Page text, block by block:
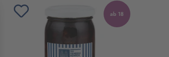
ab 18